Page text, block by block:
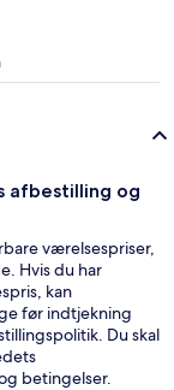
afbestilling og
værelsespriser,
Hvis du har
kan
før indtjekning
Du skal
betingelser.